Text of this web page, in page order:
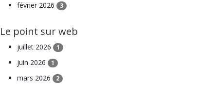
février 2026 3
Le point sur web
juillet 2026 1
juin 2026 1
mars 2026 2